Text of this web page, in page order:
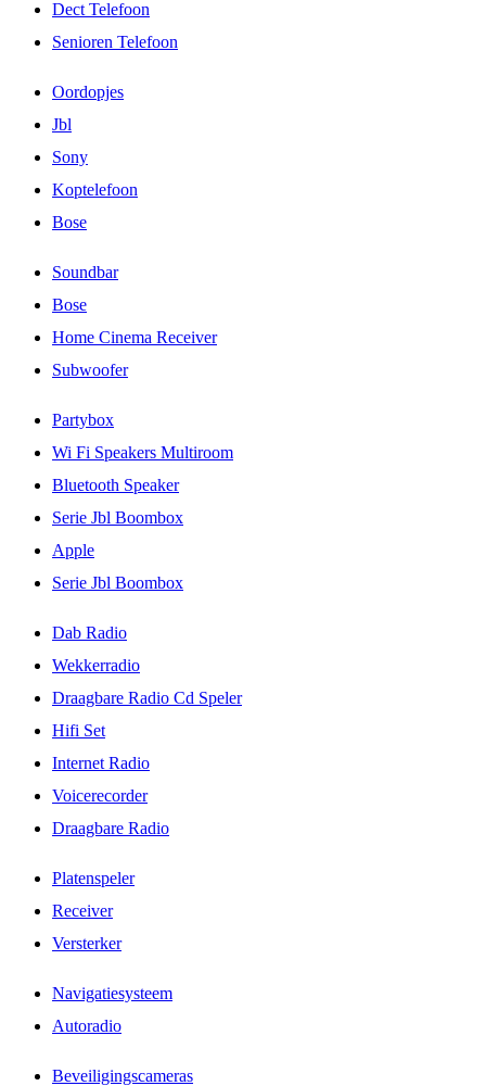
Dect Telefoon
Senioren Telefoon
Oordopjes
Jbl
Sony
Koptelefoon
Bose
Soundbar
Bose
Home Cinema Receiver
Subwoofer
Partybox
Wi Fi Speakers Multiroom
Bluetooth Speaker
Serie Jbl Boombox
Apple
Serie Jbl Boombox
Dab Radio
Wekkerradio
Draagbare Radio Cd Speler
Hifi Set
Internet Radio
Voicerecorder
Draagbare Radio
Platenspeler
Receiver
Versterker
Navigatiesysteem
Autoradio
Beveiligingscameras